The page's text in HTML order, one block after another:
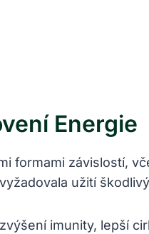
Energie
formami závislostí,
užití
imunity, lepší